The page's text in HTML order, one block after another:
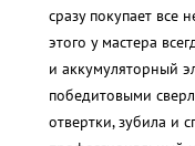
сразу покупает все
этого у мастера
и аккумуляторный
победитовыми
отвертки, зубила и